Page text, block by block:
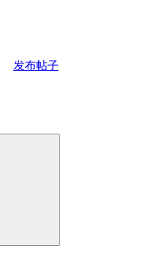
发布帖子